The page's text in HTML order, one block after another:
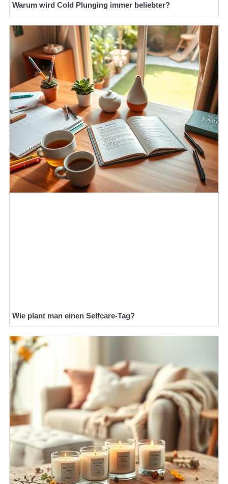
Warum wird Cold Plunging immer beliebter?
Wie plant man einen Selfcare-Tag?